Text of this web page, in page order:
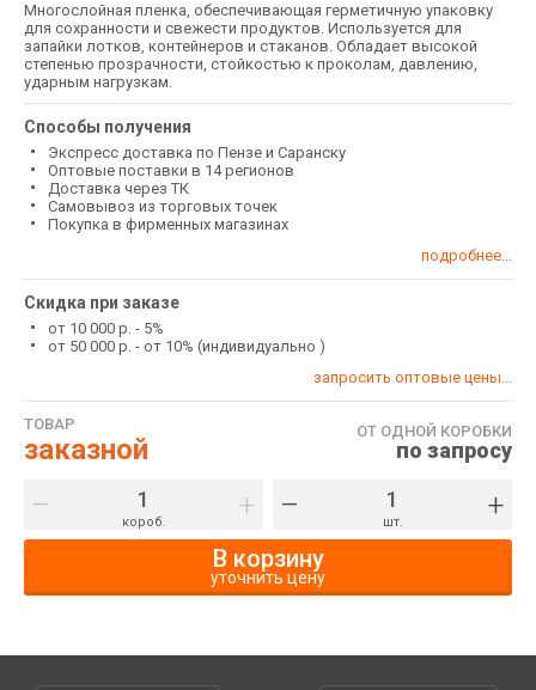
Многослойная пленка, обеспечивающая герметичную упаковку
для сохранности и свежести продуктов. Используется для
запайки лотков, контейнеров и стаканов. Обладает высокой
степенью прозрачности, стойкостью к проколам, давлению,
ударным нагрузкам.
Способы получения
Экспресс доставка по Пензе и Саранску
Оптовые поставки в 14 регионов
Доставка через ТК
Самовывоз из торговых точек
Покупка в фирменных магазинах
подробнее...
Скидка при заказе
от 10 000 р. - 5%
от 50 000 р. - от 10% (индивидуально )
запросить оптовые цены...
ТОВАР
заказной
ОТ ОДНОЙ КОРОБКИ
по запросу
– короб. + – шт. +
В корзину
уточнить цену